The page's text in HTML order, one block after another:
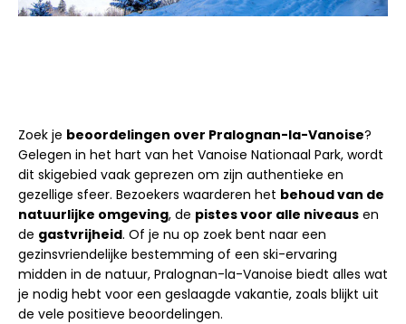
Zoek je beoordelingen over Pralognan-la-Vanoise?
Gelegen in het hart van het Vanoise Nationaal Park, wordt
dit skigebied vaak geprezen om zijn authentieke en
gezellige sfeer. Bezoekers waarderen het behoud van de
natuurlijke omgeving, de pistes voor alle niveaus en
de gastvrijheid. Of je nu op zoek bent naar een
gezinsvriendelijke bestemming of een ski-ervaring
midden in de natuur, Pralognan-la-Vanoise biedt alles wat
je nodig hebt voor een geslaagde vakantie, zoals blijkt uit
de vele positieve beoordelingen.